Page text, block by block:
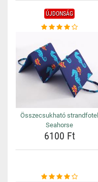
ÚJDONSÁG
Összecsukható strandfotel
Seahorse
6100 Ft